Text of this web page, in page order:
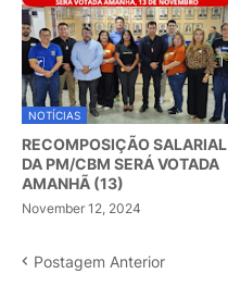
NOTÍCIAS
RECOMPOSIÇÃO SALARIAL
DA PM/CBM SERÁ VOTADA
AMANHÃ (13)
November 12, 2024
Postagem Anterior